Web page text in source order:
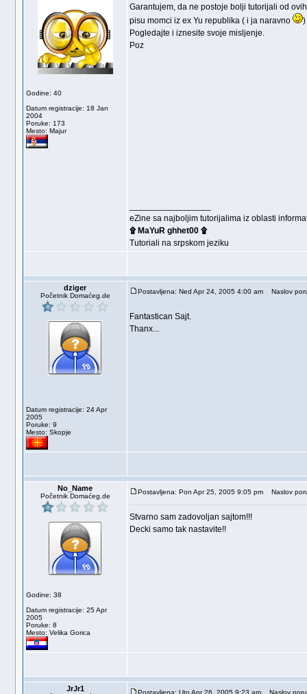
Godine: 40
Datum registracije: 18 Jan
2004
Poruke: 173
Mesto: Majur
Garantujem, da ne postoje bolji tutorijali od
pisu momci iz ex Yu republika ( i ja naravno
)
Pogledajte i iznesite svoje misljenje.
Poz
eZine sa najboljim tutorijalima iz oblasti
۩ MaYuR ghhet00 ۩
Tutoriali na srpskom jeziku
dziger
Početnik Domaćeg.de
Datum registracije: 24 Apr
2005
Poruke: 9
Mesto: Skopje
Postavljena: Ned Apr 24, 2005 4:00 am Naslov
Fantastican Sajt.
Thanx...
No_Name
Početnik Domaćeg.de
Godine: 38
Datum registracije: 25 Apr
2005
Poruke: 8
Mesto: Velika Gorica
Postavljena: Pon Apr 25, 2005 9:05 pm Naslov
Stvarno sam zadovoljan sajtom!!!
Decki samo tak nastavite!!
JrJr1 Postavljena: Uto Apr 26, 2005 9:23 am Naslov